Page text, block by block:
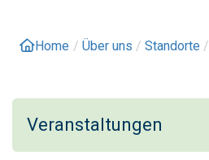
Home / Über uns / Standorte /
Veranstaltungen